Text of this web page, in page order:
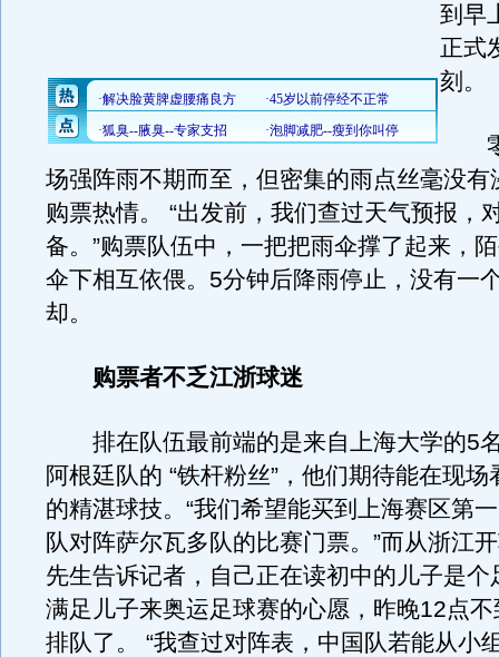
到早
正式
刻。
零
场强阵雨不期而至，但密集的雨点丝毫没有
购票热情。 “出发前，我们查过天气预报，
备。”购票队伍中，一把把雨伞撑了起来，
伞下相互依偎。5分钟后降雨停止，没有一
却。
购票者不乏江浙球迷
排在队伍最前端的是来自上海大学的5
阿根廷队的 “铁杆粉丝”，他们期待能在现
的精湛球技。“我们希望能买到上海赛区
队对阵萨尔瓦多队的比赛门票。”而从浙江
先生告诉记者，自己正在读初中的儿子是个
满足儿子来奥运足球赛的心愿，昨晚12点
排队了。 “我查过对阵表，中国队若能从小